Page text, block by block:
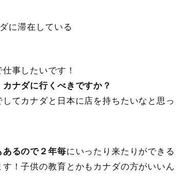
に滞在している
事したいです！
カナダに行くべきですか？
てカナダと日本に店を持ちたいなと思っ
るので２年毎にいったり来たりができる
！子供の教育とかもカナダの方がいいん